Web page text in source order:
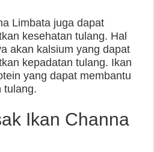
Limbata juga dapat
kesehatan tulang. Hal
akan kalsium yang dapat
kepadatan tulang. Ikan
yang dapat membantu
tulang.
Ikan Channa